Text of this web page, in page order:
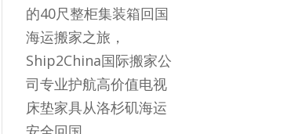
的40尺整柜集装箱回国
海运搬家之旅，
Ship2China国际搬家公
司专业护航高价值电视
床垫家具从洛杉矶海运